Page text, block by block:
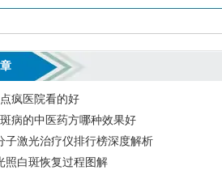
疯医院看的好
病的中医药方哪种效果好
子激光治疗仪排行榜深度解析
照白斑恢复过程图解